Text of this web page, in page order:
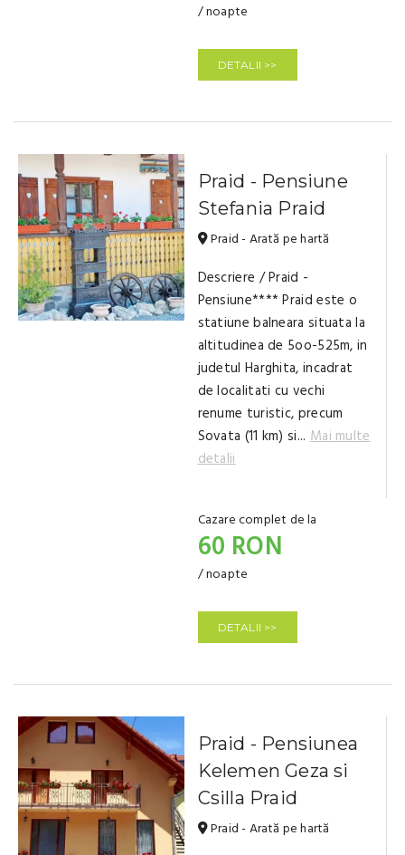
/ noapte
DETALII >>
Praid - Pensiune
Stefania Praid
Praid - Arată pe hartă
Descriere / Praid -
Pensiune**** Praid este o
statiune balneara situata la
altitudinea de 5oo-525m, in
judetul Harghita, incadrat
de localitati cu vechi
renume turistic, precum
Sovata (11 km) si... Mai multe
detalii
Cazare complet de la
60 RON
/ noapte
DETALII >>
Praid - Pensiunea
Kelemen Geza si
Csilla Praid
Praid - Arată pe hartă